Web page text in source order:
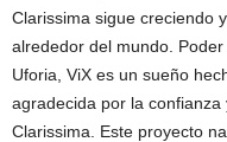
Clarissima sigue creciendo
alrededor del mundo.
Uforia, ViX es un sueño
agradecida por la
Clarissima. Este proyecto